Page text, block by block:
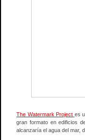
The Watermark Project es
gran formato en edificios
alcanzaría el agua del mar,